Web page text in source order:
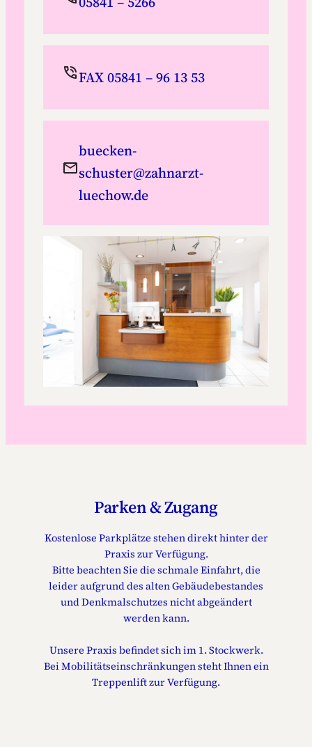
FAX 05841 – 96 13 53
buecken-
schuster@zahnarzt-
luechow.de
Parken & Zugang
Kostenlose Parkplätze stehen direkt hinter der
Praxis zur Verfügung.
Bitte beachten Sie die schmale Einfahrt, die
leider aufgrund des alten Gebäudebestandes
und Denkmalschutzes nicht abgeändert
werden kann.
Unsere Praxis befindet sich im 1. Stockwerk.
Bei Mobilitätseinschränkungen steht Ihnen ein
Treppenlift zur Verfügung.